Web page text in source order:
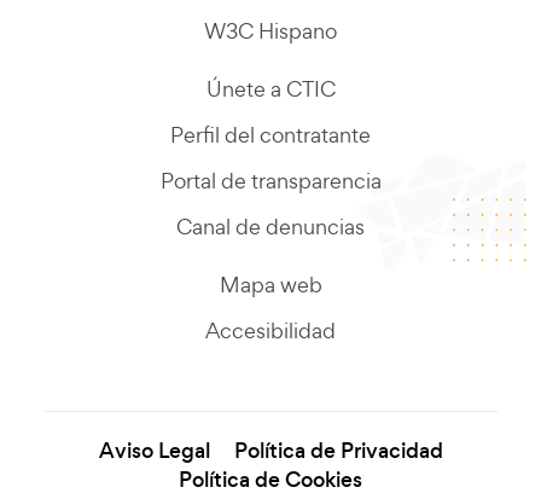
W3C Hispano
Únete a CTIC
Perfil del contratante
Portal de transparencia
Canal de denuncias
Mapa web
Accesibilidad
Aviso Legal
Política de Privacidad
Política de Cookies